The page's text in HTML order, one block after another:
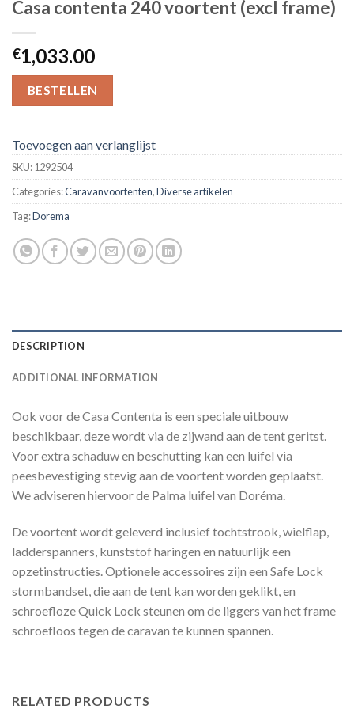
Casa contenta 240 voortent (excl frame)
€1,033.00
BESTELLEN
Toevoegen aan verlanglijst
SKU:1292504
Categories:Caravanvoortenten,Diverse artikelen
Tag:Dorema
DESCRIPTION
ADDITIONAL INFORMATION
Ook voor de Casa Contenta is een speciale uitbouw
beschikbaar, deze wordt via de zijwand aan de tent geritst.
Voor extra schaduw en beschutting kan een luifel via
peesbevestiging stevig aan de voortent worden geplaatst.
We adviseren hiervoor de Palma luifel van Doréma.
De voortent wordt geleverd inclusief tochtstrook, wielflap,
ladderspanners, kunststof haringen en natuurlijk een
opzetinstructies. Optionele accessoires zijn een Safe Lock
stormbandset, die aan de tent kan worden geklikt, en
schroefloze Quick Lock steunen om de liggers van het frame
schroefloos tegen de caravan te kunnen spannen.
RELATED PRODUCTS